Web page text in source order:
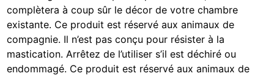
complètera à coup sûr le décor de votre chambre
existante. Ce produit est réservé aux animaux de
compagnie. Il n’est pas conçu pour résister à la
mastication. Arrêtez de l’utiliser s’il est déchiré ou
endommagé. Ce produit est réservé aux animaux de